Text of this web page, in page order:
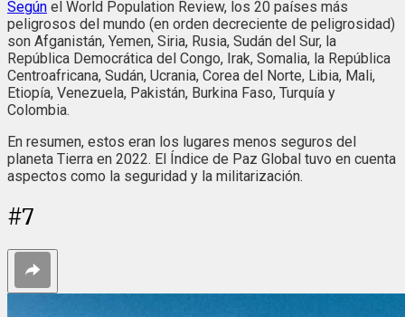
Según el World Population Review, los 20 países más
peligrosos del mundo (en orden decreciente de peligrosidad)
son Afganistán, Yemen, Siria, Rusia, Sudán del Sur, la
República Democrática del Congo, Irak, Somalia, la República
Centroafricana, Sudán, Ucrania, Corea del Norte, Libia, Mali,
Etiopía, Venezuela, Pakistán, Burkina Faso, Turquía y
Colombia.
En resumen, estos eran los lugares menos seguros del
planeta Tierra en 2022. El Índice de Paz Global tuvo en cuenta
aspectos como la seguridad y la militarización.
#7